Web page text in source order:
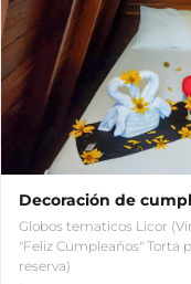
Decoración de
Globos tematicos Licor
"Feliz Cumpleaños" Torta
reserva)